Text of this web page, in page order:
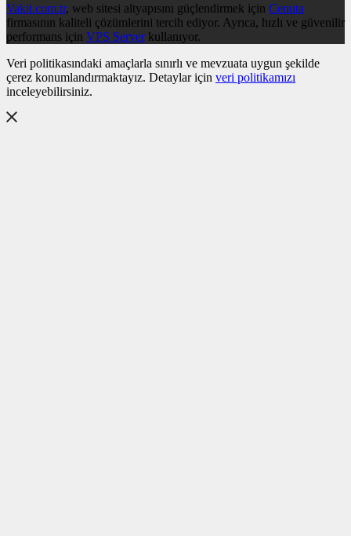
Vakit.com.tr, web sitesi altyapısını güçlendirmek için Cenuta
firmasının kaliteli çözümlerini tercih ediyor. Ayrıca, hızlı ve güvenilir
performans için VPS Serverkullanıyor.
Veri politikasındaki amaçlarla sınırlı ve mevzuata uygun şekilde
çerez konumlandırmaktayız. Detaylar için veri politikamızı
inceleyebilirsiniz.